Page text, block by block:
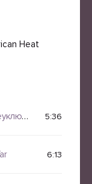
Heat
5:36
6:13